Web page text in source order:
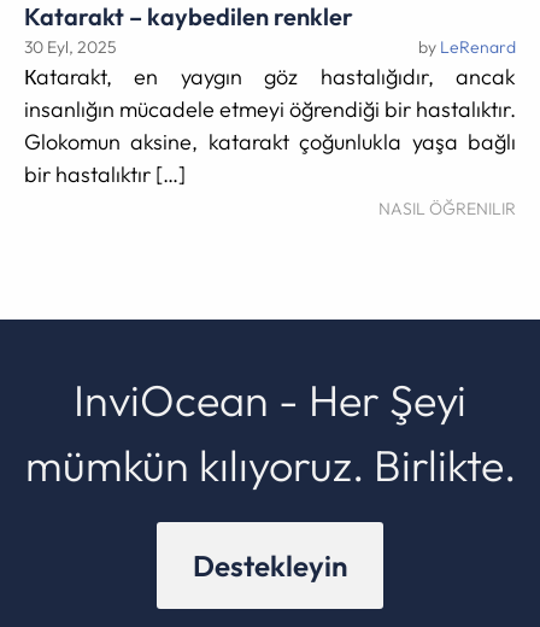
Katarakt – kaybedilen renkler
30 Eyl, 2025 by LeRenard
Кatarakt, en yaygın göz hastalığıdır, ancak
insanlığın mücadele etmeyi öğrendiği bir hastalıktır.
Glokomun aksine, katarakt çoğunlukla yaşa bağlı
bir hastalıktır […]
NASIL ÖĞRENILIR
InviOcean - Her Şeyi
mümkün kılıyoruz. Birlikte.
Destekleyin